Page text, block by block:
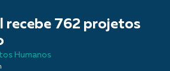
recebe 762 projetos
Humanos